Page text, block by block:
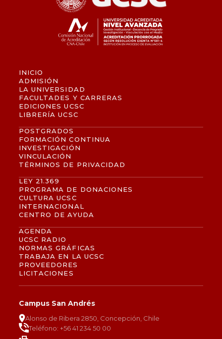
INICIO
ADMISIÓN
LA UNIVERSIDAD
FACULTADES Y CARRERAS
EDICIONES UCSC
LIBRERÍA UCSC
POSTGRADOS
FORMACIÓN CONTINUA
INVESTIGACIÓN
VINCULACIÓN
TÉRMINOS DE PRIVACIDAD
LEY 21.369
PROGRAMA DE DONACIONES
CULTURA UCSC
INTERNACIONAL
CENTRO DE AYUDA
AGENDA
UCSC RADIO
NORMAS GRÁFICAS
TRABAJA EN LA UCSC
PROVEEDORES
LICITACIONES
Campus San Andrés
Alonso de Ribera 2850, Concepción, Chile
Teléfono: +56 41 234 50 00